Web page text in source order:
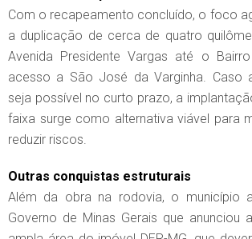
Com o recapeamento concluído, o foco
a duplicação de cerca de quatro
Avenida Presidente Vargas até o
acesso a São José da Varginha. Caso
seja possível no curto prazo, a
faixa surge como alternativa viável para
reduzir riscos.
Outras conquistas estruturais
Além da obra na rodovia, o município
Governo de Minas Gerais que anunciou